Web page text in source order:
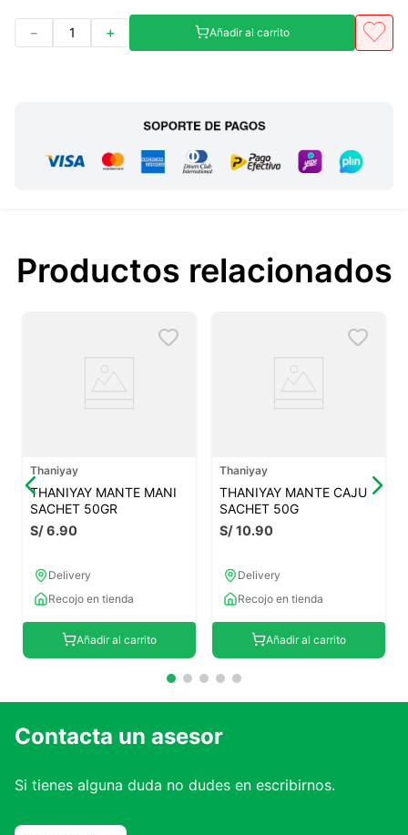
＋
－ Añadir al carrito
Productos relacionados
Thaniyay
THANIYAY MANTE MANI
SACHET 50GR
S/6.90
Delivery
Recojo en tienda
Añadir al carrito
Thaniyay
THANIYAY MANTE CAJU
SACHET 50G
S/10.90
Delivery
Recojo en tienda
Añadir al carrito
Contacta un asesor
Si tienes alguna duda no dudes en escribirnos.